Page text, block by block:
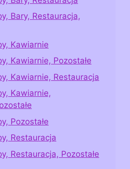
Bary, Restauracja,
Kawiarnie
Kawiarnie, Pozostałe
Kawiarnie, Restauracja
Kawiarnie,
Pozostałe
Restauracja
Restauracja, Pozostałe